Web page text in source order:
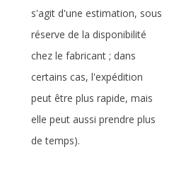
s'agit d'une estimation, sous
réserve de la disponibilité
chez le fabricant ; dans
certains cas, l'expédition
peut être plus rapide, mais
elle peut aussi prendre plus
de temps).